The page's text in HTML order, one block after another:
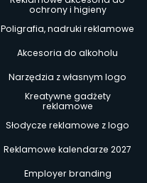
ochrony i higieny
Poligrafia, nadruki reklamowe
Akcesoria do alkoholu
Narzędzia z własnym logo
Kreatywne gadżety
reklamowe
Słodycze reklamowe z logo
Reklamowe kalendarze 2027
Employer branding